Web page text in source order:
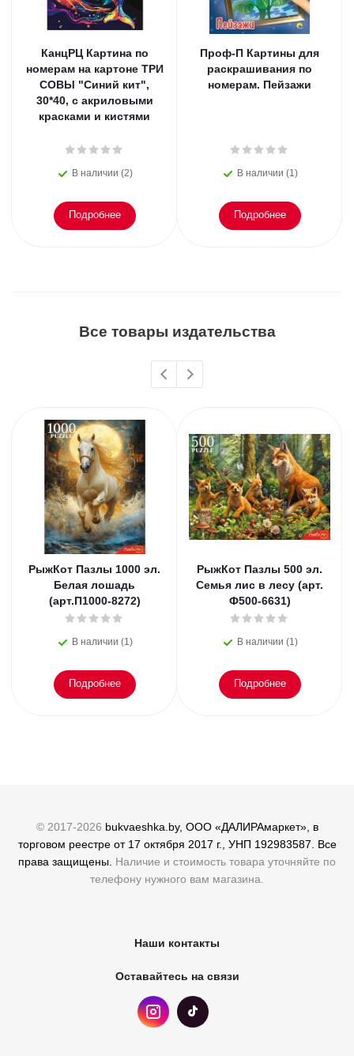
КанцРЦ Картина по
номерам на картоне ТРИ
СОВЫ "Синий кит",
30*40, с акриловыми
красками и кистями
В наличии (2)
Подробнее
Проф-П Картины для
раскрашивания по
номерам. Пейзажи
В наличии (1)
Подробнее
Все товары издательства
РыжКот Пазлы 1000 эл.
Белая лошадь
(арт.П1000-8272)
В наличии (1)
Подробнее
РыжКот Пазлы 500 эл.
Семья лис в лесу (арт.
Ф500-6631)
В наличии (1)
Подробнее
© 2017-2026 bukvaeshka.by, ООО «ДАЛИРАмаркет», в
торговом реестре от 17 октября 2017 г., УНП 192983587. Все
права защищены. Наличие и стоимость товара уточняйте по
телефону нужного вам магазина.
Наши контакты
Оставайтесь на связи